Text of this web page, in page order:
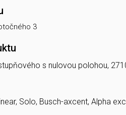
3
s nulovou polohou,
Solo, Busch-axcent, Alpha